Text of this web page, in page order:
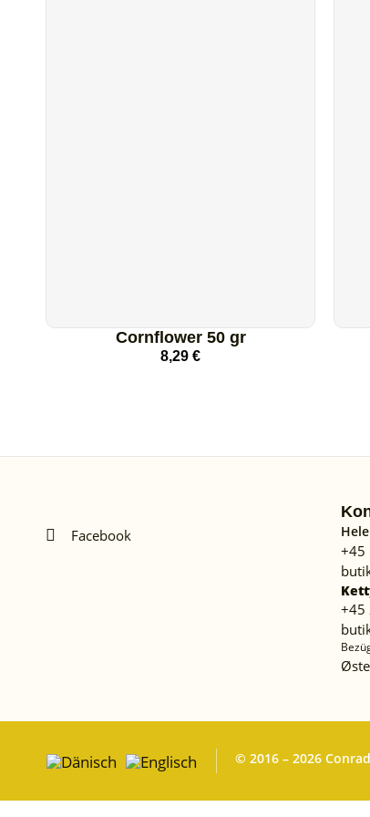
Cornflower 50 gr
8,29 €
Facebook
+45
+45
© 2016 – 2026